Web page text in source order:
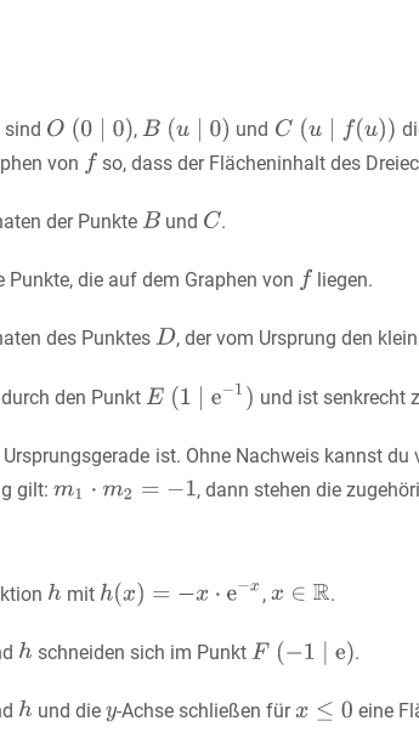
sind , und
von so, dass der Flächeninhalt des
der Punkte und .
Punkte, die auf dem Graphen von liegen.
des Punktes , der vom Ursprung den
den Punkt und ist senkrecht
Ursprungsgerade ist. Ohne Nachweis kannst
gilt:
, dann stehen die
mit , .
schneiden sich im Punkt .
und die -Achse schließen für eine